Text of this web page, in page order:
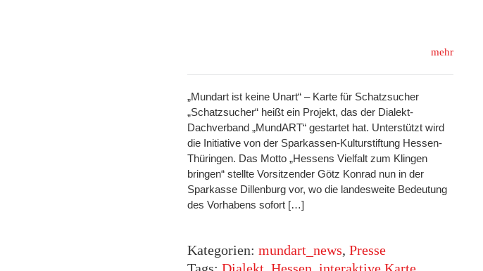
„Mundart ist keine Unart“ – Karte für Schatzsucher
„Schatzsucher“ heißt ein Projekt, das der Dialekt-
Dachverband „MundART“ gestartet hat. Unterstützt wird
die Initiative von der Sparkassen-Kulturstiftung Hessen-
Thüringen. Das Motto „Hessens Vielfalt zum Klingen
bringen“ stellte Vorsitzender Götz Konrad nun in der
Sparkasse Dillenburg vor, wo die landesweite Bedeutung
des Vorhabens sofort […]
mehr
Kategorien: mundart_news, Presse